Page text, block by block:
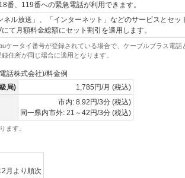
番、119番への緊急電話が利用できます。
ネル放送」、「インターネット」などのサービスとセッ
にて月額料金総額にセット割引を適用します。
ケータイ番号が登録されている場合で、ケーブルプラス電話
住所が同じ場合に適用となります。
話株式会社)/料金例
局)
1,785円/月 (税込)
市内: 8.92円/3分 (税込)
同一県内市外: 21～42円/3分 (税込)
ます。
月より順次